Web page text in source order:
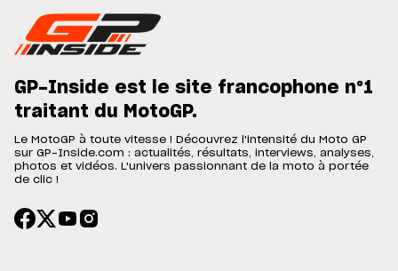
GP-Inside est le site francophone n°1
traitant du MotoGP.
Le MotoGP à toute vitesse ! Découvrez l'intensité du Moto GP
sur GP-Inside.com : actualités, résultats, interviews, analyses,
photos et vidéos. L'univers passionnant de la moto à portée
de clic !